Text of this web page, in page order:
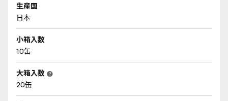
生産国
日本
小箱入数
10缶
大箱入数 help
20缶